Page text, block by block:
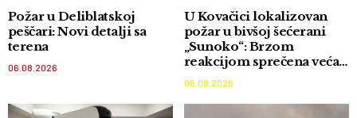
Požar u Deliblatskoj
peščari: Novi detalji sa
terena
06.08.2026
U Kovačici lokalizovan
požar u bivšoj šećerani
„Sunoko“: Brzom
reakcijom sprečena veća
katastrofa
06.08.2026